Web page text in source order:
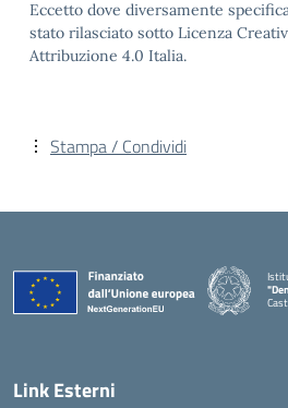
Eccetto dove diversamente
stato rilasciato sotto Licenza
Attribuzione 4.0 Italia.
Stampa / Condividi
Link Esterni